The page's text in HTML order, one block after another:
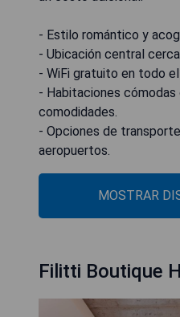
- Estilo romántico y
- Ubicación central
- WiFi gratuito en todo
- Habitaciones cómodas
comodidades.
- Opciones de
aeropuertos.
MOSTRAR
Filitti Boutique